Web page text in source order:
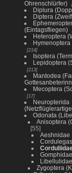
Ohrenschlürfer)
Diplura
Diptera
(Eintagsfliegen)
Heteroptera
214
Isoptera
Lepidoptera
213
Mantodea
Mecoptera
17
Neuropterida
Odonata
Anisoptera
55
Aeshnidae
Gomphidae
Libellulidae
Zygoptera